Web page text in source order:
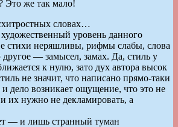
Это же так мало!
словах…
уровень данного
стихи неряшливы, рифмы слабы, слова
— замысел, замах. Да, стиль у
к нулю, зато дух автора высок
не значит, что написано прямо-таки
и дело возникает ощущение, что это не
их нужно не декламировать, а
— и лишь странный туман